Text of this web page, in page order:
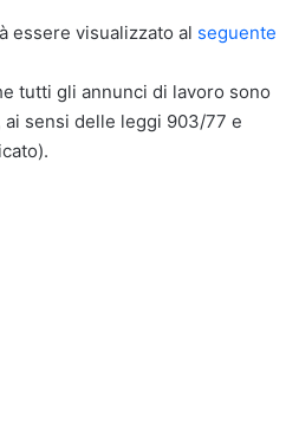
essere visualizzato al seguente
tutti gli annunci di lavoro sono
sensi delle leggi 903/77 e